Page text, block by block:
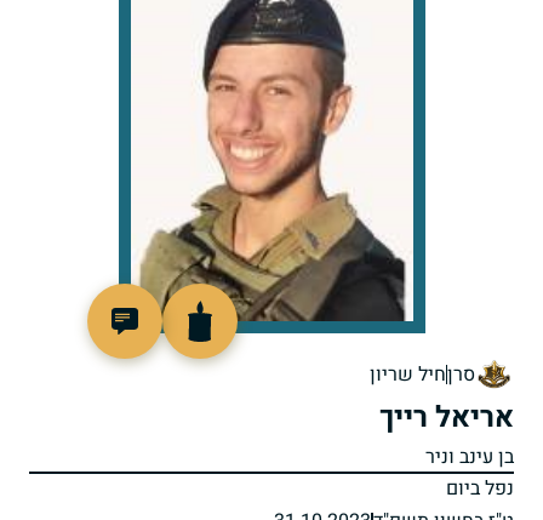
סרןחיל שריון
אריאל רייך
בן עינב וניר
נפל ביום